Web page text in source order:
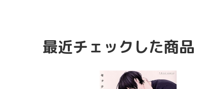
最近チェックした商品